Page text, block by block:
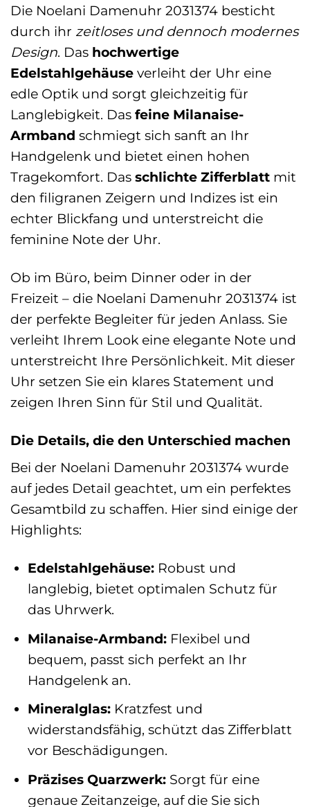
Die Noelani Damenuhr 2031374 besticht
durch ihr zeitloses und dennoch modernes
Design. Das hochwertige
Edelstahlgehäuse verleiht der Uhr eine
edle Optik und sorgt gleichzeitig für
Langlebigkeit. Das feine Milanaise-
Armband schmiegt sich sanft an Ihr
Handgelenk und bietet einen hohen
Tragekomfort. Das schlichte Zifferblatt mit
den filigranen Zeigern und Indizes ist ein
echter Blickfang und unterstreicht die
feminine Note der Uhr.
Ob im Büro, beim Dinner oder in der
Freizeit – die Noelani Damenuhr 2031374 ist
der perfekte Begleiter für jeden Anlass. Sie
verleiht Ihrem Look eine elegante Note und
unterstreicht Ihre Persönlichkeit. Mit dieser
Uhr setzen Sie ein klares Statement und
zeigen Ihren Sinn für Stil und Qualität.
Die Details, die den Unterschied machen
Bei der Noelani Damenuhr 2031374 wurde
auf jedes Detail geachtet, um ein perfektes
Gesamtbild zu schaffen. Hier sind einige der
Highlights:
Edelstahlgehäuse:Robust und
langlebig, bietet optimalen Schutz für
das Uhrwerk.
Milanaise-Armband:Flexibel und
bequem, passt sich perfekt an Ihr
Handgelenk an.
Mineralglas:Kratzfest und
widerstandsfähig, schützt das Zifferblatt
vor Beschädigungen.
Präzises Quarzwerk:Sorgt für eine
genaue Zeitanzeige, auf die Sie sich